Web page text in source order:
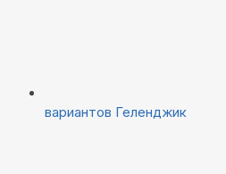
вариантов Геленджик